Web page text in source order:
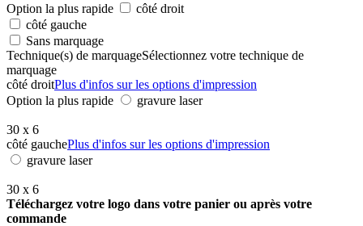
Option la plus rapide
côté droit
côté gauche
Sans marquage
Technique(s) de marquageSélectionnez votre technique de
marquage
côté droitPlus d'infos sur les options d'impression
Option la plus rapide
gravure laser
30 x 6
côté gauchePlus d'infos sur les options d'impression
gravure laser
30 x 6
Téléchargez votre logo dans votre panier ou après votre
commande